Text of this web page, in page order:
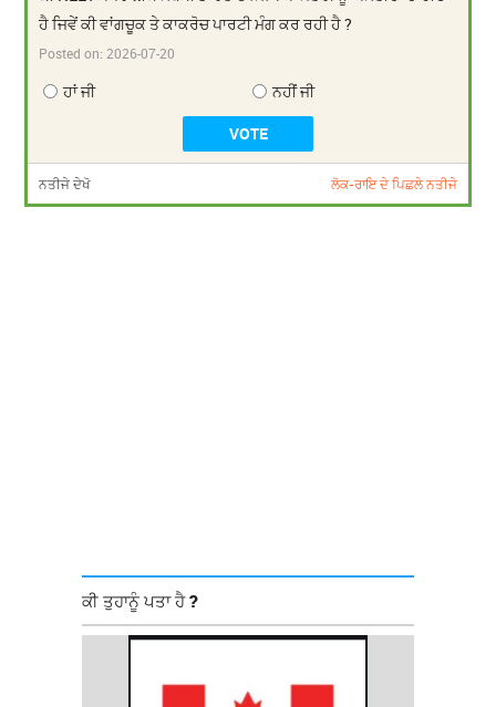
ਹੈ ਜਿਵੇਂ ਕੀ ਵਾਂਗਚੂਕ ਤੇ ਕਾਕਰੋਚ ਪਾਰਟੀ ਮੰਗ ਕਰ ਰਹੀ ਹੈ ?
Posted on:2026-07-20
ਹਾਂ ਜੀ ਨਹੀਂ ਜੀ
ਨਤੀਜੇ ਦੇਖੋ ਲੋਕ-ਰਾਇ ਦੇ ਪਿਛਲੇ ਨਤੀਜੇ
ਕੀ ਤੁਹਾਨੂੰ ਪਤਾ ਹੈ ?